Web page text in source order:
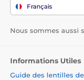
Français
Nous sommes aussi
Informations Utiles
Guide des lentilles